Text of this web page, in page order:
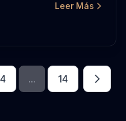
Leer Más
4 ... 14